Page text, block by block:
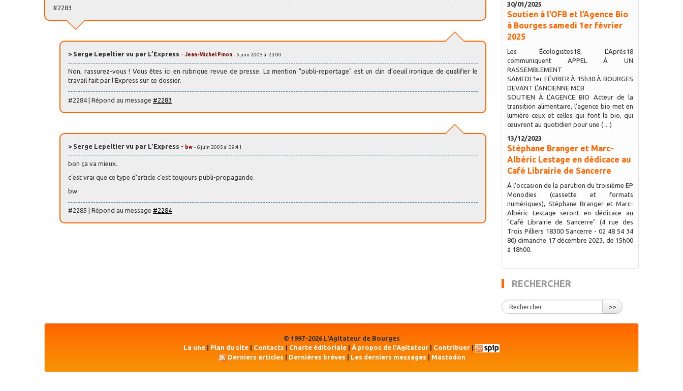
#2283
> Serge Lepeltier vu par L’Express - Jean-Michel Pinon - 5 juin 2005 à 23:00
Non, rassurez-vous ! Vous êtes ici en rubrique revue de presse. La mention "publi-reportage" est un clin d’oeuil ironique de qualifier le
travail fait par l’Express sur ce dossier.
#2284 | Répond au message #2283
> Serge Lepeltier vu par L’Express - bw - 6 juin 2005 à 09:41
bon ça va mieux.
c’est vrai que ce type d’article c’est toujours publi-propagande.
bw
#2285 | Répond au message #2284
30/01/2025
Soutien à l’OFB et l’Agence Bio
à Bourges samedi 1er février
2025
Les Écologistes18, L’Après18
communiquent APPEL À UN
RASSEMBLEMENT
SAMEDI 1er FÉVRIER À 15h30 À BOURGES
DEVANT L’ANCIENNE MCB
SOUTIEN À L’AGENCE BIO Acteur de la
transition alimentaire, l’agence bio met en
lumière ceux et celles qui font la bio, qui
œuvrent au quotidien pour une (…)
13/12/2023
Stéphane Branger et Marc-
Albéric Lestage en dédicace au
Café Librairie de Sancerre
À l’occasion de la parution du troisième EP
Monodies (cassette et formats
numériques), Stéphane Branger et Marc-
Albéric Lestage seront en dédicace au
"Café Librairie de Sancerre" (4 rue des
Trois Pilliers 18300 Sancerre - 02 48 54 34
80) dimanche 17 décembre 2023, de 15h00
à 18h00.
RECHERCHER
>>
© 1997-2026 L'Agitateur de Bourges
La une
Plan du site Contacts Charte éditoriale À propos de l'Agitateur Contribuer
Derniers articles | Dernières brèves | Les derniers messages | Mastodon